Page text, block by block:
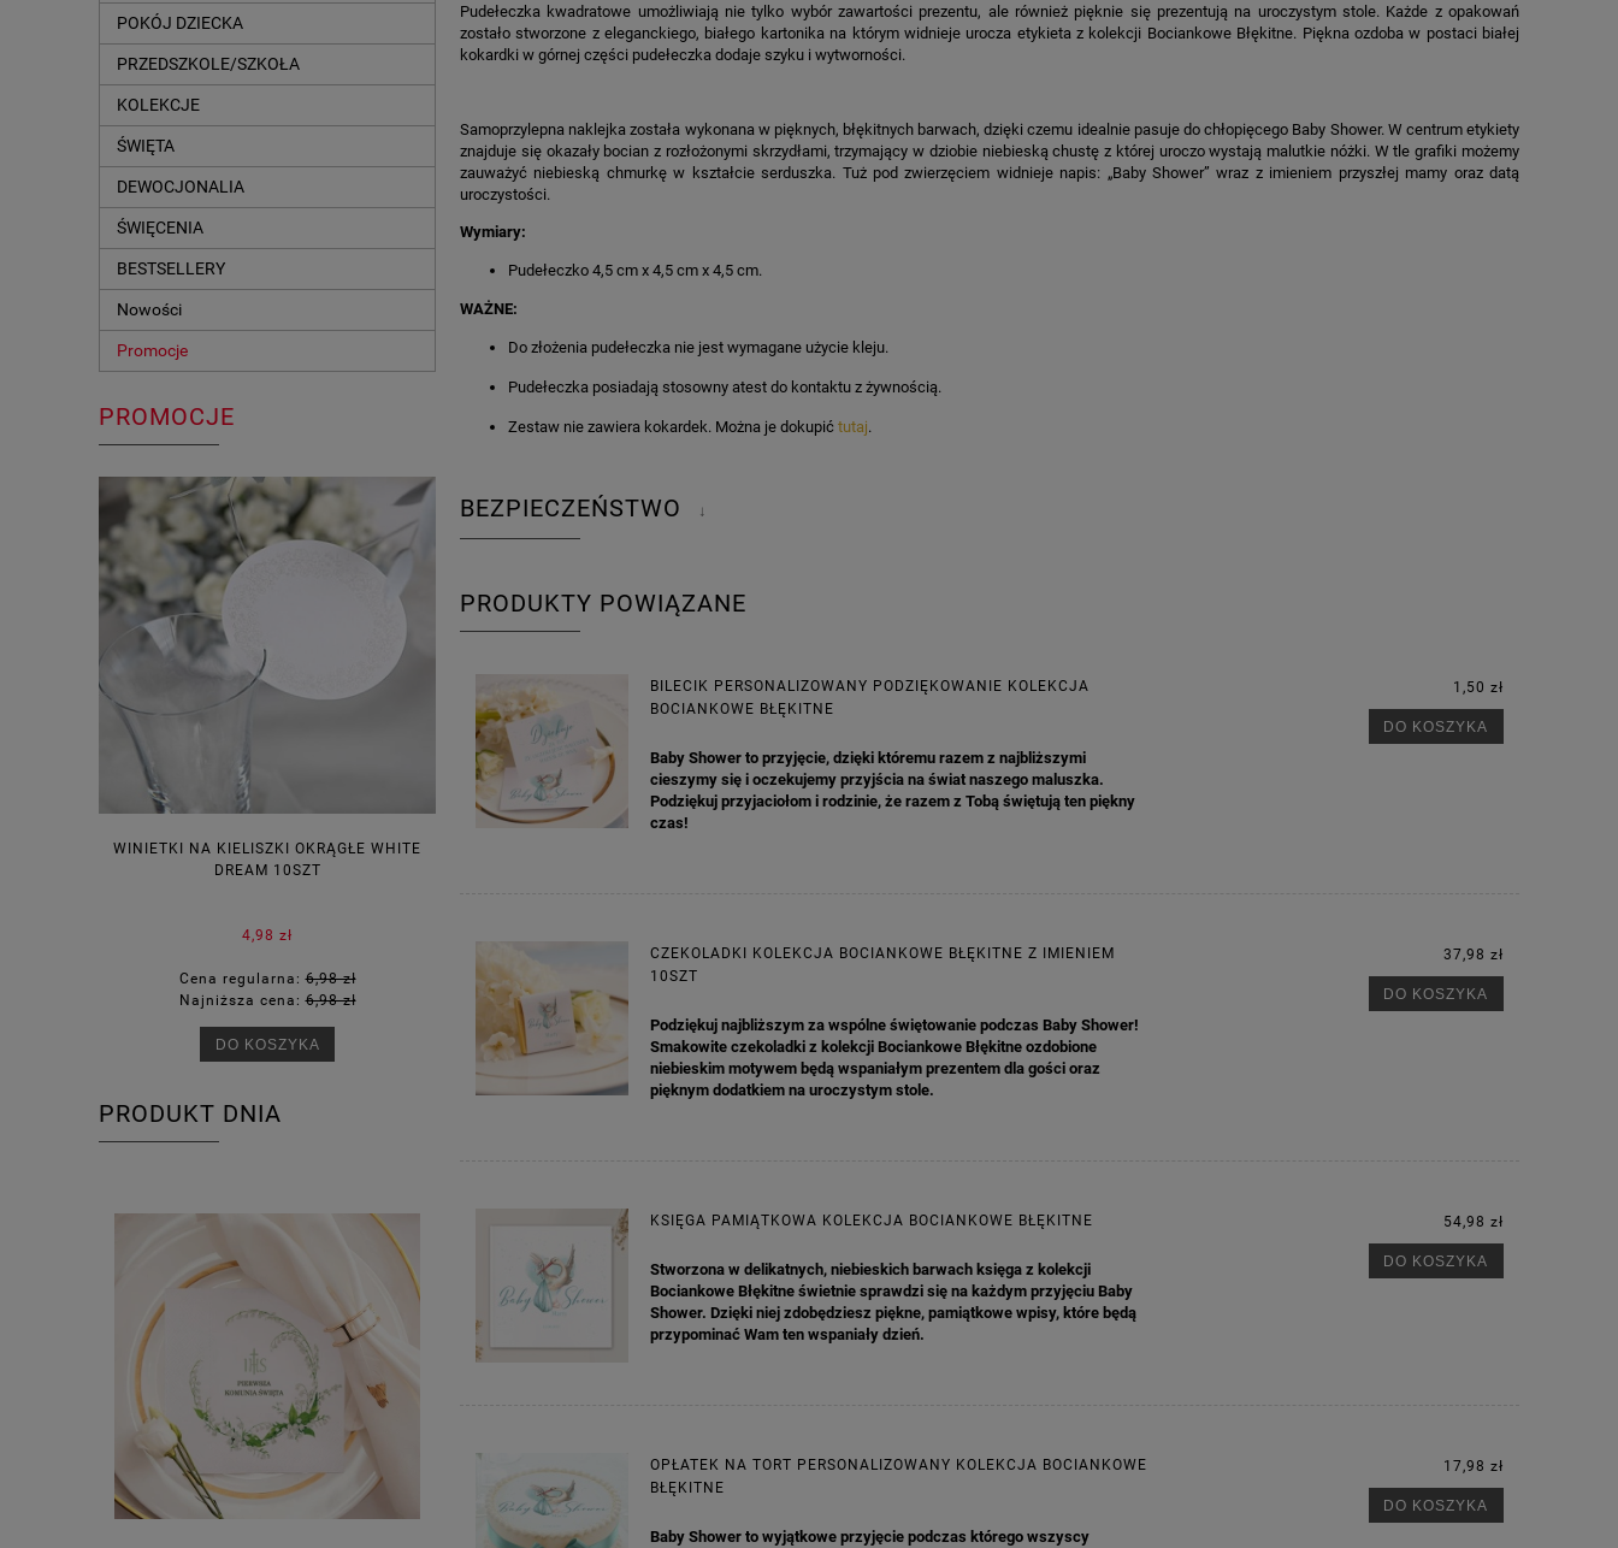
POKÓJ DZIECKA
PRZEDSZKOLE/SZKOŁA
KOLEKCJE
ŚWIĘTA
DEWOCJONALIA
ŚWIĘCENIA
BESTSELLERY
Nowości
Promocje
PROMOCJE
WINIETKI NA KIELISZKI OKRĄGŁE WHITE
DREAM 10SZT
4,98 zł
Cena regularna:6,98 zł
Najniższa cena:6,98 zł
DO KOSZYKA
Cena regularna:
9,98 zł
Najniższa cena:
DO KOSZYKA DO KOSZYKA
PRODUKT DNIA
Pudełeczka kwadratowe umożliwiają nie tylko wybór zawartości prezentu, ale również pięknie się prezentują na uroczystym stole. Każde z opakowań
zostało stworzone z eleganckiego, białego kartonika na którym widnieje urocza etykieta z kolekcji Bociankowe Błękitne. Piękna ozdoba w postaci białej
kokardki w górnej części pudełeczka dodaje szyku i wytworności.
Samoprzylepna naklejka została wykonana w pięknych, błękitnych barwach, dzięki czemu idealnie pasuje do chłopięcego Baby Shower. W centrum etykiety
znajduje się okazały bocian z rozłożonymi skrzydłami, trzymający w dziobie niebieską chustę z której uroczo wystają malutkie nóżki. W tle grafiki możemy
zauważyć niebieską chmurkę w kształcie serduszka. Tuż pod zwierzęciem widnieje napis: „Baby Shower” wraz z imieniem przyszłej mamy oraz datą
uroczystości.
Wymiary:
Pudełeczko 4,5 cm x 4,5 cm x 4,5 cm.
WAŻNE:
Do złożenia pudełeczka nie jest wymagane użycie kleju.
Pudełeczka posiadają stosowny atest do kontaktu z żywnością.
Zestaw nie zawiera kokardek. Można je dokupić tutaj.
BEZPIECZEŃSTWO ↓
PRODUKTY POWIĄZANE
BILECIK PERSONALIZOWANY PODZIĘKOWANIE KOLEKCJA
BOCIANKOWE BŁĘKITNE
Baby Shower to przyjęcie, dzięki któremu razem z najbliższymi
cieszymy się i oczekujemy przyjścia na świat naszego maluszka.
Podziękuj przyjaciołom i rodzinie, że razem z Tobą świętują ten piękny
czas!
1,50 zł
DO KOSZYKA
CZEKOLADKI KOLEKCJA BOCIANKOWE BŁĘKITNE Z IMIENIEM
10SZT
Podziękuj najbliższym za wspólne świętowanie podczas Baby Shower!
Smakowite czekoladki z kolekcji Bociankowe Błękitne ozdobione
niebieskim motywem będą wspaniałym prezentem dla gości oraz
pięknym dodatkiem na uroczystym stole.
37,98 zł
DO KOSZYKA
KSIĘGA PAMIĄTKOWA KOLEKCJA BOCIANKOWE BŁĘKITNE
Stworzona w delikatnych, niebieskich barwach księga z kolekcji
Bociankowe Błękitne świetnie sprawdzi się na każdym przyjęciu Baby
Shower. Dzięki niej zdobędziesz piękne, pamiątkowe wpisy, które będą
przypominać Wam ten wspaniały dzień.
54,98 zł
DO KOSZYKA
OPŁATEK NA TORT PERSONALIZOWANY KOLEKCJA BOCIANKOWE
BŁĘKITNE
Baby Shower to wyjątkowe przyjęcie podczas którego wszyscy
17,98 zł
DO KOSZYKA